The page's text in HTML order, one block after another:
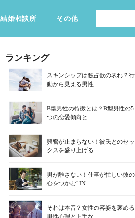
結婚相談所 その他
ランキング
スキンシップは独占欲の表れ？行
動から見える男性...
B型男性の特徴とは？B型男性の5
つの恋愛傾向と...
興奮が止まらない！彼氏とのセッ
クスを盛り上げる...
男が離さない！仕事が忙しい彼の
心をつかむLIN...
それは本音？女性の容姿を褒める
男性心理と上手な...